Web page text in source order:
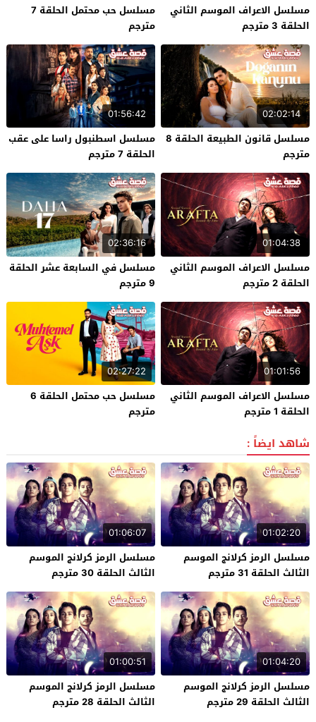
مسلسل الاعراف الموسم الثاني
الحلقة 3 مترجم
مسلسل حب محتمل الحلقة 7
مترجم
02:02:14
مسلسل قانون الطبيعة الحلقة 8
مترجم
01:56:42
مسلسل اسطنبول راسا على عقب
الحلقة 7 مترجم
01:04:38
مسلسل الاعراف الموسم الثاني
الحلقة 2 مترجم
02:36:16
مسلسل في السابعة عشر الحلقة
9 مترجم
01:01:56
مسلسل الاعراف الموسم الثاني
الحلقة 1 مترجم
02:27:22
مسلسل حب محتمل الحلقة 6
مترجم
شاهد ايضاً :
01:02:20
مسلسل الرمز كرلانج الموسم
الثالث الحلقة 31 مترجم
01:06:07
مسلسل الرمز كرلانج الموسم
الثالث الحلقة 30 مترجم
01:04:20
مسلسل الرمز كرلانج الموسم
الثالث الحلقة 29 مترجم
01:00:51
مسلسل الرمز كرلانج الموسم
الثالث الحلقة 28 مترجم